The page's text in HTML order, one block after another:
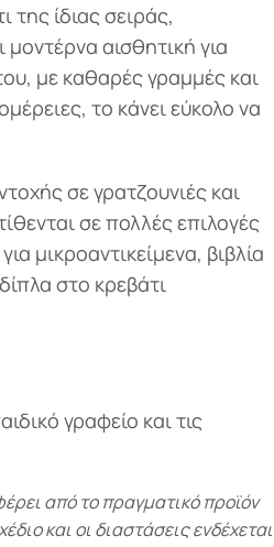
της ίδιας σειράς,
αισθητική για
με καθαρές γραμμές και
το κάνει εύκολο να
σε γρατζουνιές και
σε πολλές επιλογές
μικροαντικείμενα, βιβλία
στο κρεβάτι
γραφείο και τις
από το πραγματικό προϊόν
και οι διαστάσεις ενδέχεται